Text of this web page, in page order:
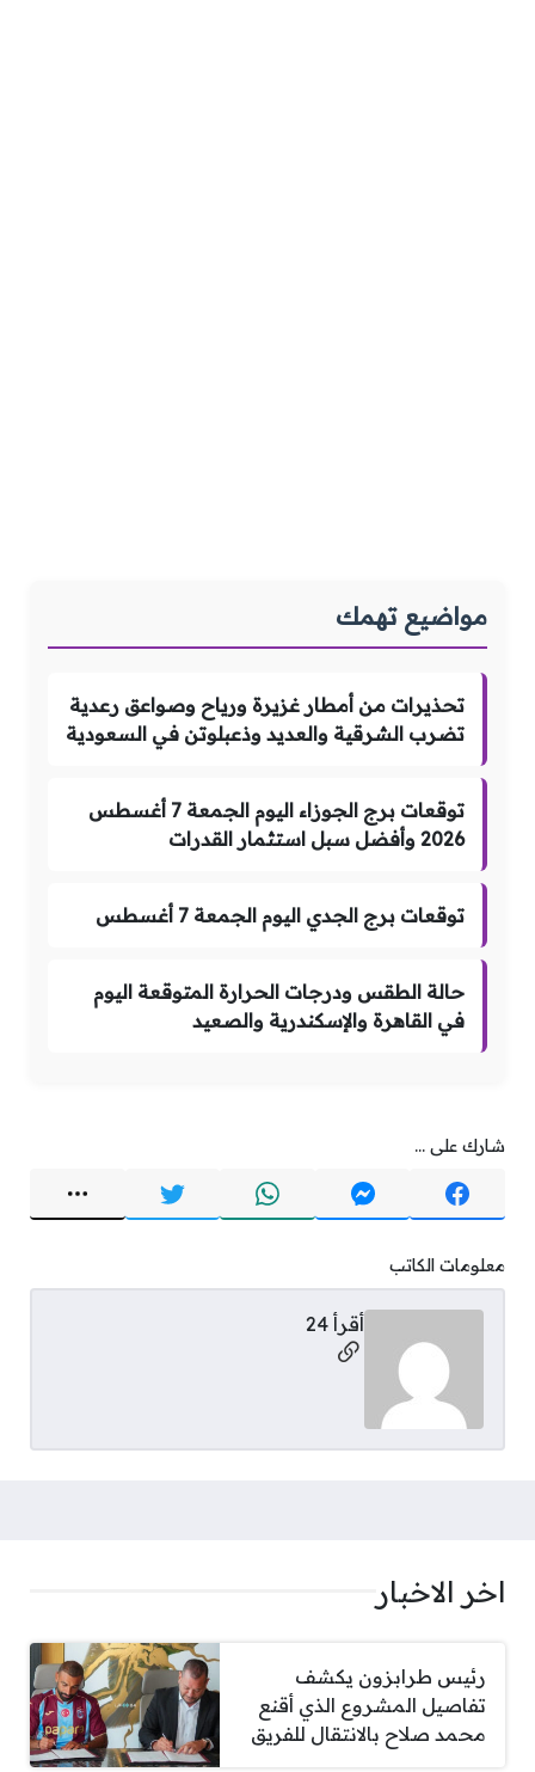
مواضيع تهمك
تحذيرات من أمطار غزيرة ورياح وصواعق رعدية
تضرب الشرقية والعديد وذعبلوتن في السعودية
توقعات برج الجوزاء اليوم الجمعة 7 أغسطس
2026 وأفضل سبل استثمار القدرات
توقعات برج الجدي اليوم الجمعة 7 أغسطس
حالة الطقس ودرجات الحرارة المتوقعة اليوم
في القاهرة والإسكندرية والصعيد
شارك على ...
معلومات الكاتب
أقرأ 24
مواقع التواصل
اخر الاخبار
رئيس طرابزون يكشف
تفاصيل المشروع الذي أقنع
محمد صلاح بالانتقال للفريق